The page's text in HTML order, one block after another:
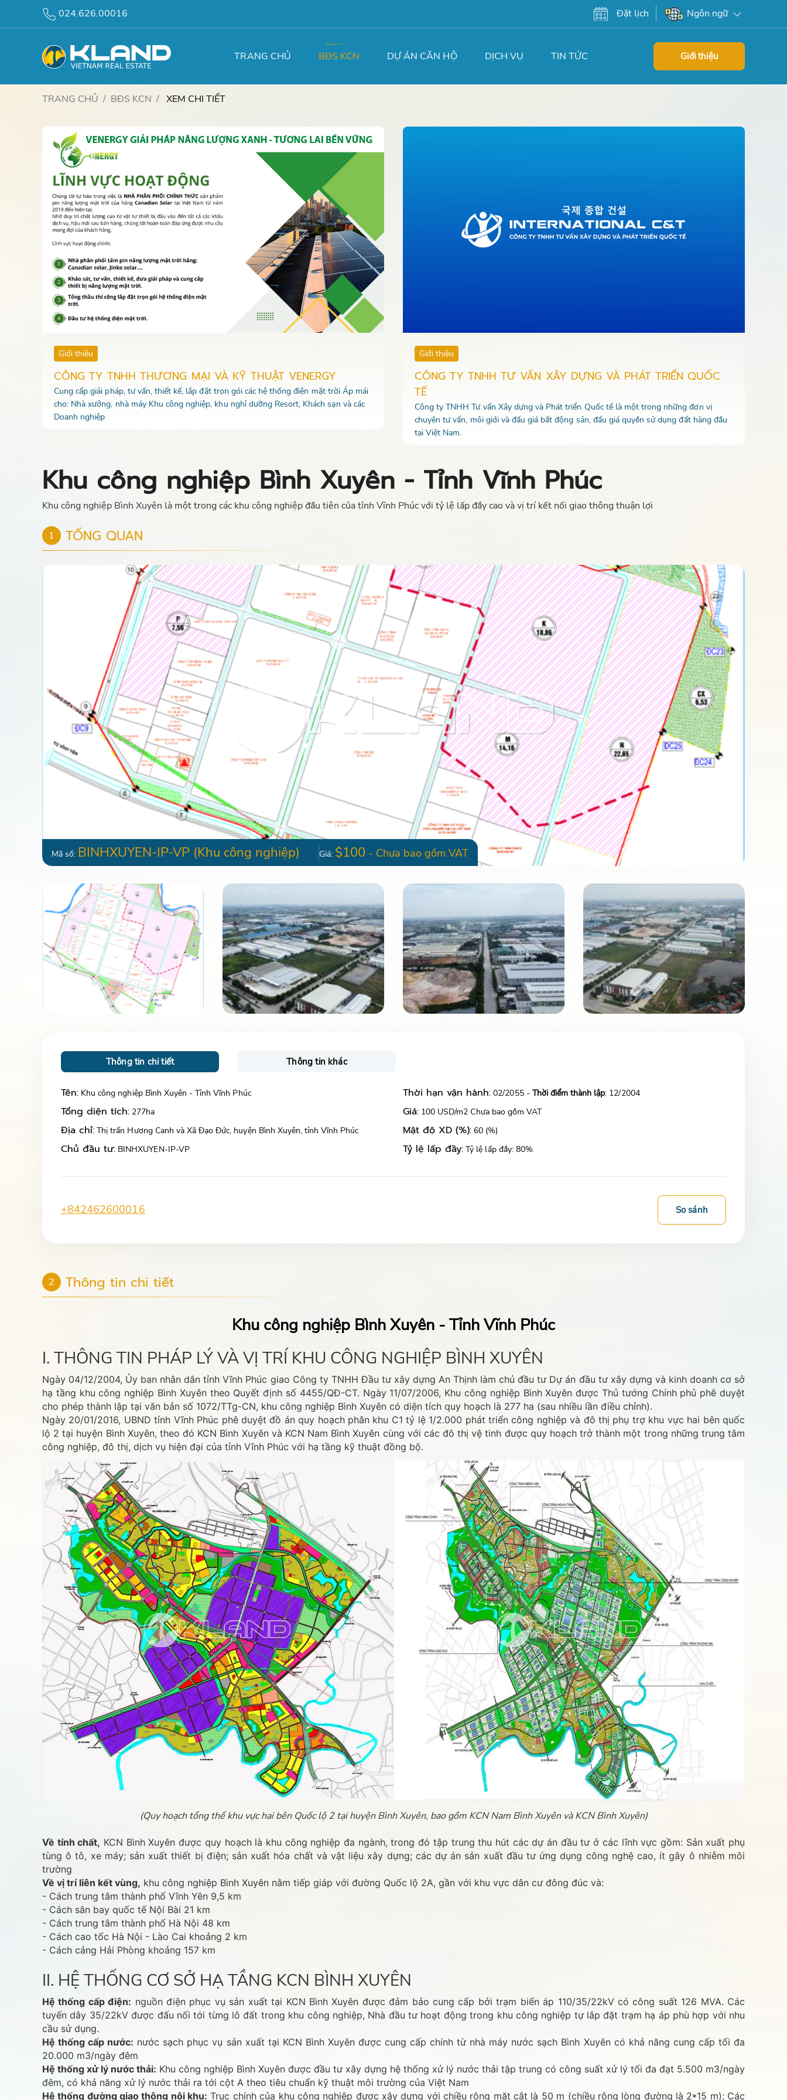
024.626.00016 Đặt lịch Ngôn ngữ
TRANG CHỦ BĐS KCN DỰ ÁN CĂN HỘ DỊCH VỤ TIN TỨC Giới thiệu
TRANG CHỦ BĐS KCN XEM CHI TIẾT
Giới thiệu
CÔNG TY TNHH THƯƠNG MẠI VÀ KỸ THUẬT VENERGY
Cung cấp giải pháp, tư vấn, thiết kế, lắp đặt trọn gói các hệ thống điện mặt trời Áp mái
cho: Nhà xưởng, nhà máy Khu công nghiệp, khu nghỉ dưỡng Resort, Khách sạn và các
Doanh nghiệp
Giới thiệu
CÔNG TY TNHH TƯ VẤN XÂY DỰNG VÀ PHÁT TRIỂN QUỐC
TẾ
Công ty TNHH Tư vấn Xây dựng và Phát triển Quốc tế là một trong những đơn vị
chuyên tư vấn, môi giới và đấu giá bất động sản, đấu giá quyền sử dụng đất hàng đầu
tại Việt Nam.
Khu công nghiệp Bình Xuyên - Tỉnh Vĩnh Phúc
Khu công nghiệp Bình Xuyên là một trong các khu công nghiệp đầu tiên của tỉnh Vĩnh Phúc với tỷ lệ lấp đầy cao và vị trí kết nối giao thông thuận lợi
1 TỔNG QUAN
Mã số: BINHXUYEN-IP-VP (Khu công nghiệp) Giá: $100 - Chưa bao gồm VAT
Thông tin chi tiết Thông tin khác
Tên: Khu công nghiệp Bình Xuyên - Tỉnh Vĩnh Phúc
Tổng diện tích: 277ha
Địa chỉ: Thị trấn Hương Canh và Xã Đạo Đức, huyện Bình Xuyên, tỉnh Vĩnh Phúc
Chủ đầu tư: BINHXUYEN-IP-VP
Thời hạn vận hành: 02/2055 - Thời điểm thành lập: 12/2004
Giá: 100 USD/m2 Chưa bao gồm VAT
Mật độ XD (%): 60 (%)
Tỷ lệ lấp đầy: Tỷ lệ lấp đầy: 80%
+842462600016 So sánh
2 Thông tin chi tiết
Khu công nghiệp Bình Xuyên - Tỉnh Vĩnh Phúc
I. THÔNG TIN PHÁP LÝ VÀ VỊ TRÍ KHU CÔNG NGHIỆP BÌNH XUYÊN
Ngày 04/12/2004, Ủy ban nhân dân tỉnh Vĩnh Phúc giao Công ty TNHH Đầu tư xây dựng An Thịnh làm chủ đầu tư Dự án đầu tư xây dựng và kinh doanh cơ sở
hạ tầng khu công nghiệp Bình Xuyên theo Quyết định số 4455/QĐ-CT. Ngày 11/07/2006, Khu công nghiệp Bình Xuyên được Thủ tướng Chính phủ phê duyệt
cho phép thành lập tại văn bản số 1072/TTg-CN, khu công nghiệp Bình Xuyên có diện tích quy hoạch là 277 ha (sau nhiều lần điều chỉnh).
Ngày 20/01/2016, UBND tỉnh Vĩnh Phúc phê duyệt đồ án quy hoạch phân khu C1 tỷ lệ 1/2.000 phát triển công nghiệp và đô thị phụ trợ khu vực hai bên quốc
lộ 2 tại huyện Bình Xuyên, theo đó KCN Bình Xuyên và KCN Nam Bình Xuyên cùng với các đô thị vệ tinh được quy hoạch trở thành một trong những trung tâm
công nghiệp, đô thị, dịch vụ hiện đại của tỉnh Vĩnh Phúc với hạ tầng kỹ thuật đồng bộ.
(Quy hoạch tổng thể khu vực hai bên Quốc lộ 2 tại huyện Bình Xuyên, bao gồm KCN Nam Bình Xuyên và KCN Bình Xuyên)
Về tính chất, KCN Bình Xuyên được quy hoạch là khu công nghiệp đa ngành, trong đó tập trung thu hút các dự án đầu tư ở các lĩnh vực gồm: Sản xuất phụ
tùng ô tô, xe máy; sản xuất thiết bị điện; sản xuất hóa chất và vật liệu xây dựng; các dự án sản xuất đầu tư ứng dụng công nghệ cao, ít gây ô nhiễm môi
trường
Về vị trí liên kết vùng, khu công nghiệp Bình Xuyên nằm tiếp giáp với đường Quốc lộ 2A, gần với khu vực dân cư đông đúc và:
- Cách trung tâm thành phố Vĩnh Yên 9,5 km
- Cách sân bay quốc tế Nội Bài 21 km
- Cách trung tâm thành phố Hà Nội 48 km
- Cách cao tốc Hà Nội - Lào Cai khoảng 2 km
- Cách cảng Hải Phòng khoảng 157 km
II. HỆ THỐNG CƠ SỞ HẠ TẦNG KCN BÌNH XUYÊN
Hệ thống cấp điện: nguồn điện phục vụ sản xuất tại KCN Bình Xuyên được đảm bảo cung cấp bởi trạm biến áp 110/35/22kV có công suất 126 MVA. Các
tuyến dây 35/22kV được đấu nối tới từng lô đất trong khu công nghiệp, Nhà đầu tư hoạt động trong khu công nghiệp tự lắp đặt trạm hạ áp phù hợp với nhu
cầu sử dụng.
Hệ thống cấp nước: nước sạch phục vụ sản xuất tại KCN Bình Xuyên được cung cấp chính từ nhà máy nước sạch Bình Xuyên có khả năng cung cấp tối đa
20.000 m3/ngày đêm
Hệ thống xử lý nước thải: Khu công nghiệp Bình Xuyên được đầu tư xây dựng hệ thống xử lý nước thải tập trung có công suất xử lý tối đa đạt 5.500 m3/ngày
đêm, có khả năng xử lý nước thải ra tới cột A theo tiêu chuẩn kỹ thuật môi trường của Việt Nam
Hệ thống đường giao thông nội khu: Trục chính của khu công nghiệp được xây dựng với chiều rộng mặt cắt là 50 m (chiều rộng lòng đường là 2*15 m); Các